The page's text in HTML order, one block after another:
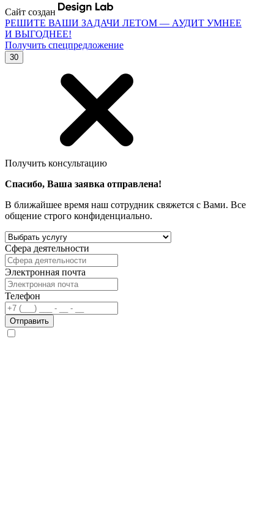
Сайт создан
РЕШИТЕ ВАШИ ЗАДАЧИ ЛЕТОМ — АУДИТ УМНЕЕ
И ВЫГОДНЕЕ!
Получить спецпредложение
30
Получить консультацию
Спасибо, Ваша заявка отправлена!
В ближайшее время наш сотрудник свяжется с Вами. Все
общение строго конфиденциально.
Сфера деятельности
Электронная почта
Телефон
Отправить